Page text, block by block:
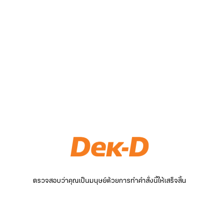
ตรวจสอบว่าคุณเป็นมนุษย์ด้วยการทำคำสั่งนี้ให้เสร็จสิ้น